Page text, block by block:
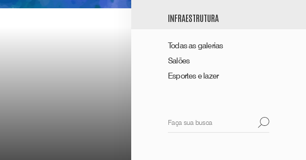
INFRAESTRUTURA
Todas as galerias
Salões
Esportes e lazer